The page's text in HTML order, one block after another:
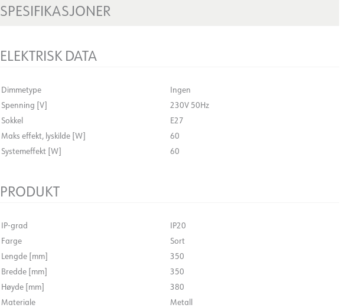
SPESIFIKASJONER
ELEKTRISK DATA
Dimmetype
Ingen
Spenning [V]
230V 50Hz
Sokkel
E27
Maks effekt, lyskilde [W]
60
Systemeffekt [W]
60
PRODUKT
IP-grad
IP20
Farge
Sort
Lengde [mm]
350
Bredde [mm]
350
Høyde [mm]
380
Materiale
Metall